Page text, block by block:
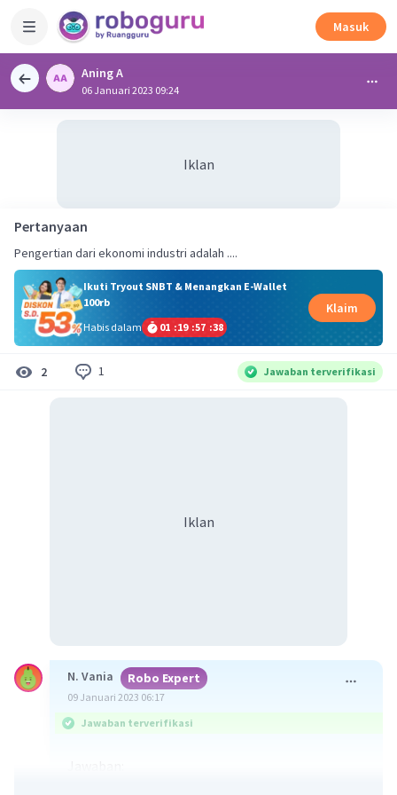
Masuk
Aning A
06 Januari 2023 09:24
Iklan
Pertanyaan
Pengertian dari ekonomi industri adalah ....
Ikuti Tryout SNBT & Menangkan E-Wallet
100rb
Habis dalam
01 :19 :57 :37
Klaim
2 1 Jawaban terverifikasi
Iklan
N. Vania Robo Expert
09 Januari 2023 06:17
Jawaban terverifikasi